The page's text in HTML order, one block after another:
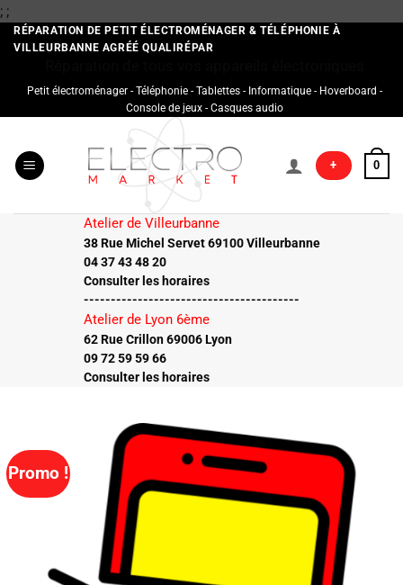
; ;Passer
au
contenu
RÉPARATION DE PETIT ÉLECTROMÉNAGER & TÉLÉPHONIE À
VILLEURBANNE AGRÉÉ QUALIRÉPAR
Petit électroménager - Téléphonie - Tablettes - Informatique - Hoverboard -
Console de jeux - Casques audio
+ 0
Atelier de Villeurbanne
38 Rue Michel Servet 69100 Villeurbanne
04 37 43 48 20
Consulter les horaires
----------------------------------------
Atelier de Lyon 6ème
62 Rue Crillon 69006 Lyon
09 72 59 59 66
Consulter les horaires
Promo !